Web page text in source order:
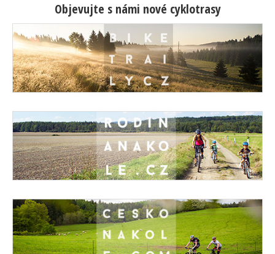
Objevujte s námi nové cyklotrasy